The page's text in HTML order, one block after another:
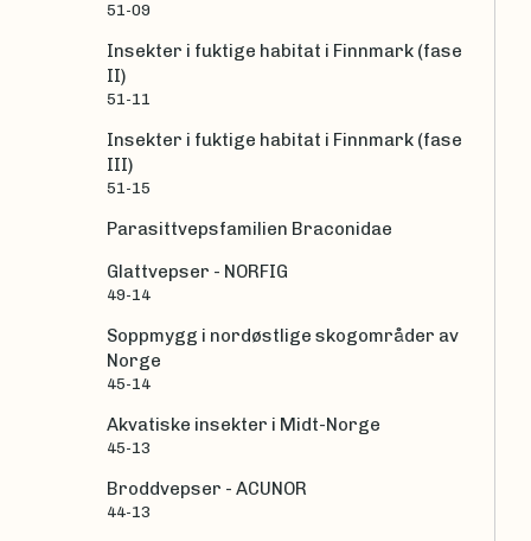
51-09
Insekter i fuktige habitat i Finnmark (fase
II)
51-11
Insekter i fuktige habitat i Finnmark (fase
III)
51-15
Parasittvepsfamilien Braconidae
Glattvepser - NORFIG
49-14
Soppmygg i nordøstlige skogområder av
Norge
45-14
Akvatiske insekter i Midt-Norge
45-13
Broddvepser - ACUNOR
44-13